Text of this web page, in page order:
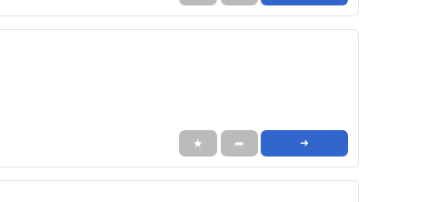
★ ➦ ➜